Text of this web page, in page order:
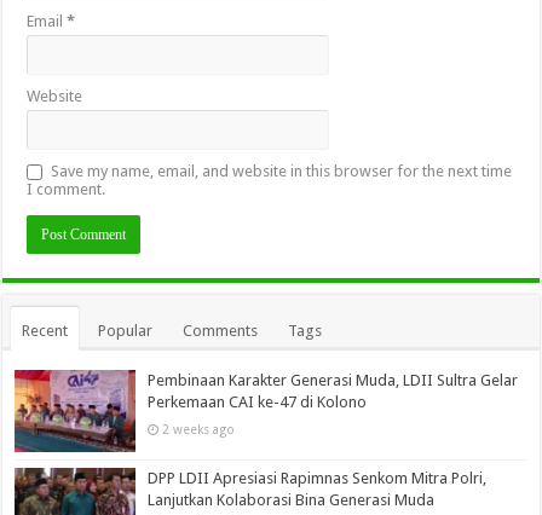
Email*
Website
Save my name, email, and website in this browser for the next time
I comment.
Recent Popular Comments Tags
Pembinaan Karakter Generasi Muda, LDII Sultra Gelar
Perkemaan CAI ke-47 di Kolono
2 weeks ago
DPP LDII Apresiasi Rapimnas Senkom Mitra Polri,
Lanjutkan Kolaborasi Bina Generasi Muda